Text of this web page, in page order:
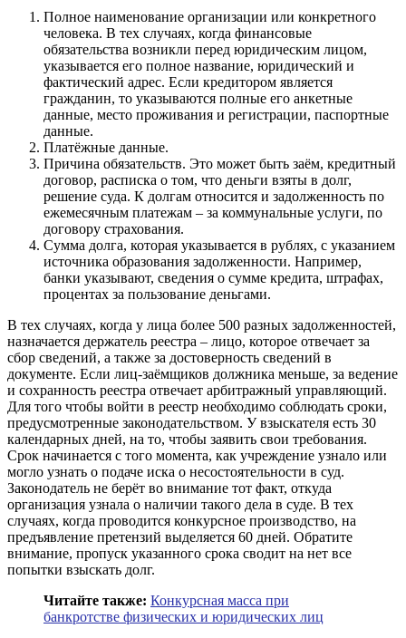
Полное наименование организации или конкретного
человека. В тех случаях, когда финансовые
обязательства возникли перед юридическим лицом,
указывается его полное название, юридический и
фактический адрес. Если кредитором является
гражданин, то указываются полные его анкетные
данные, место проживания и регистрации, паспортные
данные.
Платёжные данные.
Причина обязательств. Это может быть заём, кредитный
договор, расписка о том, что деньги взяты в долг,
решение суда. К долгам относится и задолженность по
ежемесячным платежам – за коммунальные услуги, по
договору страхования.
Сумма долга, которая указывается в рублях, с указанием
источника образования задолженности. Например,
банки указывают, сведения о сумме кредита, штрафах,
процентах за пользование деньгами.
В тех случаях, когда у лица более 500 разных задолженностей,
назначается держатель реестра – лицо, которое отвечает за
сбор сведений, а также за достоверность сведений в
документе. Если лиц-заёмщиков должника меньше, за ведение
и сохранность реестра отвечает арбитражный управляющий.
Для того чтобы войти в реестр необходимо соблюдать сроки,
предусмотренные законодательством. У взыскателя есть 30
календарных дней, на то, чтобы заявить свои требования.
Срок начинается с того момента, как учреждение узнало или
могло узнать о подаче иска о несостоятельности в суд.
Законодатель не берёт во внимание тот факт, откуда
организация узнала о наличии такого дела в суде. В тех
случаях, когда проводится конкурсное производство, на
предъявление претензий выделяется 60 дней. Обратите
внимание, пропуск указанного срока сводит на нет все
попытки взыскать долг.
Читайте также: Конкурсная масса при
банкротстве физических и юридических лиц